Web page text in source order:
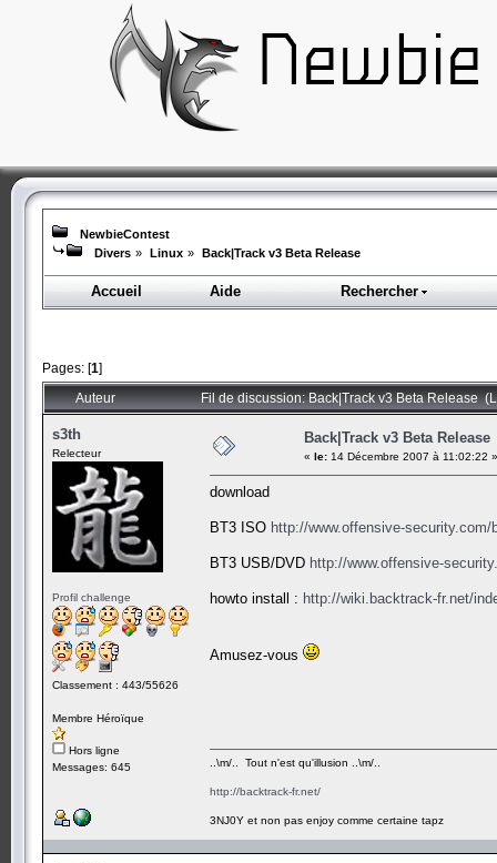
NewbieContest
Divers » Linux » Back|Track v3 Beta Release
Accueil Aide Rechercher
Pages: [1]
Auteur Fil de discussion: Back|Track v3 Beta Release
s3th
Relecteur
Profil challenge
Classement : 443/55626
Membre Héroïque
Hors ligne
Messages: 645
Back|Track v3 Beta Release
« le: 14 Décembre 2007 à 11:02:22 »
download
BT3 ISO http://www.offensive-security.com/
BT3 USB/DVD http://www.offensive-
howto install : http://wiki.backtrack-fr.net/
Amusez-vous
..\m/.. Tout n'est qu'illusion ..\m/..
http://backtrack-fr.net/
3NJ0Y et non pas enjoy comme certaine tapz